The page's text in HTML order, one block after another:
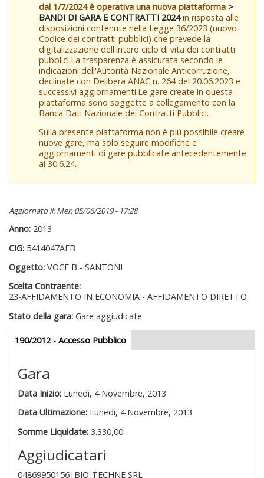
dal 1/7/2024 è operativa una nuova piattaforma >
BANDI DI GARA E CONTRATTI 2024in risposta alle
disposizioni contenute nella Legge 36/2023 (nuovo
Codice dei contratti pubblici) che prevede la
digitalizzazione dell'intero ciclo di vita dei contratti
pubblici.La trasparenza è assicurata secondo le
indicazioni dell'Autorità Nazionale Anticorruzione,
declinate con Delibera ANAC n. 264 del 20.06.2023 e
successivi aggiornamenti.Le gare create in questa
piattaforma sono soggette a collegamento con la
Banca Dati Nazionale dei Contratti Pubblici.
Sulla presente piattaforma non è più possibile creare
nuove gare, ma solo seguire modifiche e
aggiornamenti di gare pubblicate antecedentemente
al 30.6.24.
Aggiornato il: Mer, 05/06/2019 - 17:28
Anno: 2013
CIG: 5414047AEB
Oggetto: VOCE B - SANTONI
Scelta Contraente:
23-AFFIDAMENTO IN ECONOMIA - AFFIDAMENTO DIRETTO
Stato della gara: Gare aggiudicate
Gare appalti
190/2012 - Accesso Pubblico(scheda
attiva)
Gara
Data Inizio: Lunedì, 4 Novembre, 2013
Data Ultimazione: Lunedì, 4 Novembre, 2013
Somme Liquidate:3.330,00
Aggiudicatari
04869950156|BIO-TECHNE SRL